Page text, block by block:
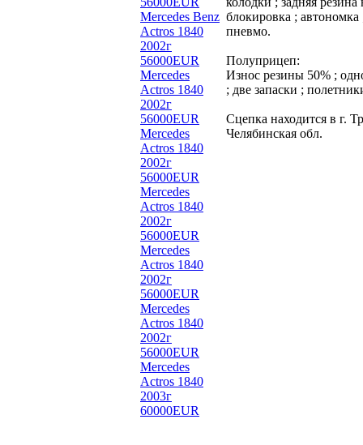
Mercedes Benz
Actros 1840
2002г
56000EUR
Mercedes
Actros 1840
2002г
56000EUR
Mercedes
Actros 1840
2002г
56000EUR
Mercedes
Actros 1840
2002г
56000EUR
Mercedes
Actros 1840
2002г
56000EUR
Mercedes
Actros 1840
2002г
56000EUR
Mercedes
Actros 1840
2003г
60000EUR
блокировка ; автономка
пневмо.
Полуприцеп:
Износ резины 50% ;
; две запаски ;
Сцепка находится в г.
Челябинская обл.